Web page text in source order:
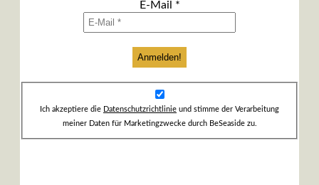
E-Mail *
Ich akzeptiere die Datenschutzrichtlinie und stimme der Verarbeitung
meiner Daten für Marketingzwecke durch BeSeaside zu.